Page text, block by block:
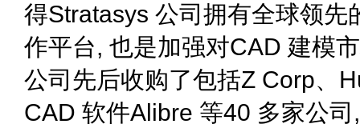
得Stratasys 公司拥有全球领
作平台, 也是加强对CAD 建模
公司先后收购了包括Z Corp、
CAD 软件Alibre 等40 多家公